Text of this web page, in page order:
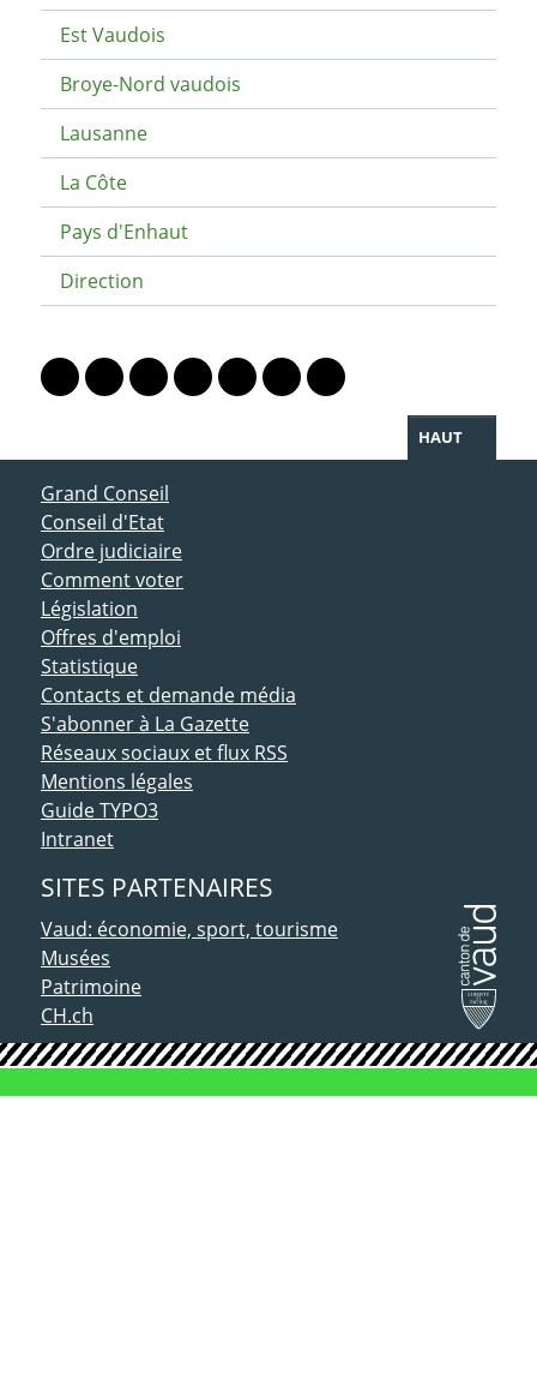
Est Vaudois
Broye-Nord vaudois
Lausanne
La Côte
Pays d'Enhaut
Direction
Lien vers le profil Mastodon
Lien vers le profil Bluesky
Lien vers le profil Instagram
Lien vers le profil Linkedin
Lien vers le profil Facebook
Lien vers le profil Twitter
Partager par WhatsApp
HAUT
ACCÈS DIRECT
Grand Conseil
Conseil d'Etat
Ordre judiciaire
Comment voter
Législation
Offres d'emploi
Statistique
Contacts et demande média
S'abonner à La Gazette
Réseaux sociaux et flux RSS
Mentions légales
Guide TYPO3
Intranet
SITES PARTENAIRES
Vaud: économie, sport, tourisme
Musées
Patrimoine
CH.ch